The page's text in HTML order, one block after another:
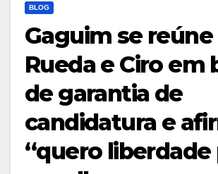
BLOG
Gaguim se
Rueda e Ciro em
de garantia de
candidatura e
“quero liberdade